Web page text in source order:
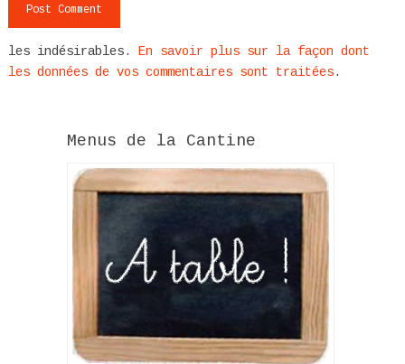
les indésirables. En savoir plus sur la façon dont
les données de vos commentaires sont traitées.
Menus de la Cantine